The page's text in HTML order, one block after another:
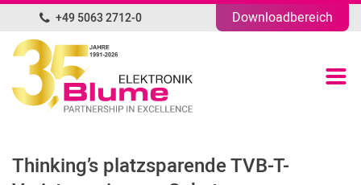
+49 5063 2712-0 Downloadbereich
Thinking’s platzsparende TVB-T-
Produktübersicht
Unternehmen
DE